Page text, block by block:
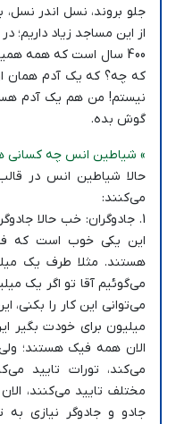
جلو بروند، نسل اندر
از این مساجد زیاد داریم؛
400 سال است که همه
که چه؟ که یک آدم همان
نیستم! من هم یک آدم
گوش بده.
» شیاطین انس چه کسانی
می‌کنند:
1. جادوگران: خب حالا
این یکی خوب است که
هستند. مثلا طرف یک
می‌گوئیم آقا تو اگر یک
می‌توانی این کار را بکنی،
میلیون برای خودت بگیر
الان همه فیک هستند؛ ولی
می‌کند، تورات تایید
مختلف تایید می‌کنند،
جادو و جادوگر نیازی به